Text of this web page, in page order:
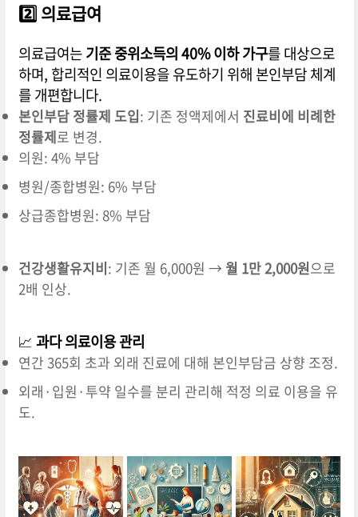
2️⃣의료급여
의료급여는기준 중위소득의 40% 이하 가구를 대상으로
하며, 합리적인 의료이용을 유도하기 위해 본인부담 체계
를 개편합니다.
본인부담 정률제 도입: 기존 정액제에서 진료비에 비례한
정률제로 변경.
의원: 4% 부담
병원/종합병원: 6% 부담
상급종합병원: 8% 부담
건강생활유지비: 기존 월 6,000원 → 월 1만 2,000원으로
2배 인상.
📈 과다 의료이용 관리
연간 365회 초과 외래 진료에 대해 본인부담금 상향 조정.
외래·입원·투약 일수를 분리 관리해 적정 의료 이용을 유
도.